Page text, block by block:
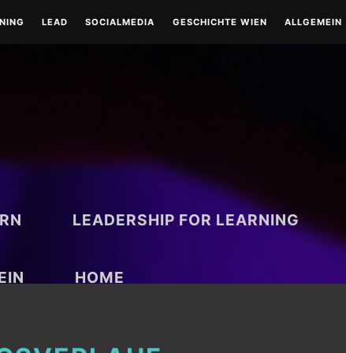
LEAD SOCIALMEDIA GESCHICHTE WIEN ALLGEMEIN
LEADERSHIP FOR LEARNING
HOME